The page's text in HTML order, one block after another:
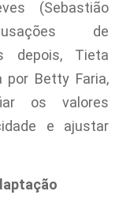
(Sebastião
de
depois, Tieta
por Betty Faria,
os valores
e ajustar